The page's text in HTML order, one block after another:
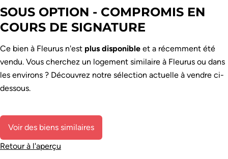
VENDU
SOUS OPTION - COMPROMIS EN
COURS DE SIGNATURE
Ce bien à Fleurus n'est plus disponible et a récemment été
vendu. Vous cherchez un logement similaire à Fleurus ou dans
les environs ? Découvrez notre sélection actuelle à vendre ci-
dessous.
Voir des biens similaires
Retour à l'aperçu